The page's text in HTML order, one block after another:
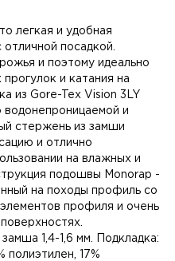
легкая и удобная
посадкой.
и поэтому идеально
и катания на
из Gore-Tex Vision 3LY
водонепроницаемой и
стержень из замши
и отлично
на влажных и
подошвы Monorap -
на походы профиль со
профиля и очень
1,4-1,6 мм. Подкладка:
полиэтилен, 17%